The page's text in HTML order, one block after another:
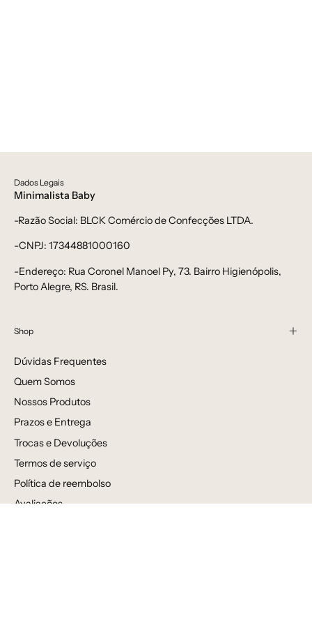
Dados Legais
Minimalista Baby
-Razão Social: BLCK Comércio de Confecções LTDA.
-CNPJ: 17344881000160
-Endereço: Rua Coronel Manoel Py, 73. Bairro Higienópolis,
Porto Alegre, RS. Brasil.
Shop
Dúvidas Frequentes
Quem Somos
Nossos Produtos
Prazos e Entrega
Trocas e Devoluções
Termos de serviço
Política de reembolso
Avaliações